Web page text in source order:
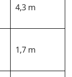
4,3 m
1,7 m